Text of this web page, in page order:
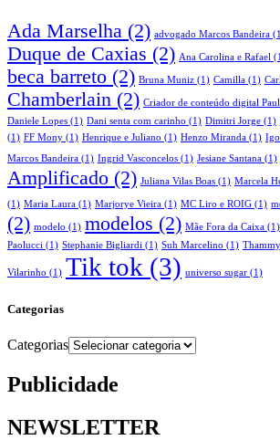
Ada Marselha (2) advogado Marcos Bandeira
Duque de Caxias (2) Ana Carolina e Rafael
beca barreto (2) Bruna Muniz (1) Camilla (1)
Chamberlain (2) Criador de conteúdo digital
Daniele Lopes (1) Dani senta com carinho (1) Dimitri Jorge (1)
(1) FF Mony (1) Henrique e Juliano (1) Henzo Miranda (1)
Marcos Bandeira (1) Ingrid Vasconcelos (1) Jesiane Santana (1)
Amplificado (2) Juliana Vilas Boas (1) Marcela
(1) Maria Laura (1) Marjorye Vieira (1) MC Liro e ROIG (1)
(2) modelo (1) modelos (2) Mãe Fora da Caixa (1)
Paolucci (1) Stephanie Bigliardi (1) Suh Marcelino (1)
Vilarinho (1) Tik tok (3) universo sugar (1)
Categorias
Categorias
Publicidade
NEWSLETTER